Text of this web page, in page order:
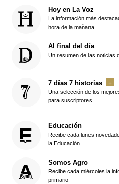
Hoy en La Voz
La información más
hora de la mañana
Al final del día
Un resumen de las noticias
7 días 7 historias
Una selección de los
para suscriptores
Educación
Recibe cada lunes
la Educación
Somos Agro
Recibe cada miércoles la
primario